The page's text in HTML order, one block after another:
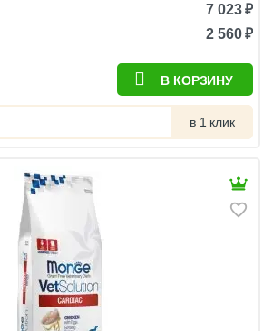
7 023₽
2 560₽
В КОРЗИНУ
в 1 клик